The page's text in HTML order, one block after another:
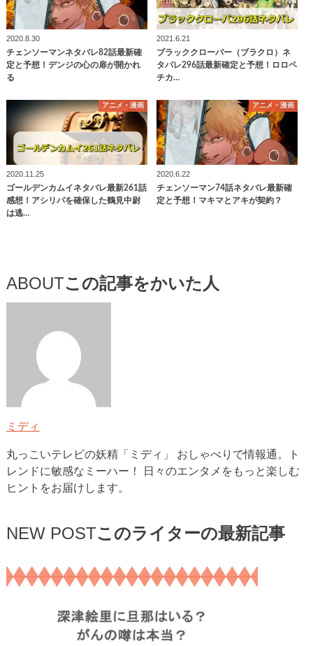
2020.8.30
チェンソーマンネタバレ82話最新確
定と予想！デンジの心の扉が開かれ
る
2021.6.21
ブラッククローバー（ブラクロ）ネ
タバレ296話最新確定と予想！ロロペ
チカ…
アニメ・漫画
2020.11.25
ゴールデンカムイネタバレ最新261話
感想！アシリパを確保した鶴見中尉
は逃…
アニメ・漫画
2020.6.22
チェンソーマン74話ネタバレ最新確
定と予想！マキマとアキが契約？
ABOUTこの記事をかいた人
ミディ
丸っこいテレビの妖精「ミディ」 おしゃべりで情報通。ト
レンドに敏感なミーハー！ 日々のエンタメをもっと楽しむ
ヒントをお届けします。
NEW POSTこのライターの最新記事